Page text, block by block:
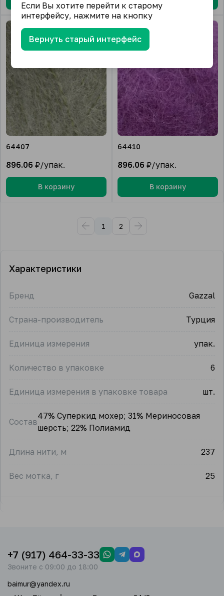
64407
896.06 ₽/упак.
В корзину
64410
896.06 ₽/упак.
В корзину
1 2
Характеристики
Бренд Gazzal
Страна-производитель Турция
Единица измерения упак.
Количество в упаковке 6
Единица измерения в упаковке товара шт.
Состав
47% Суперкид мохер; 31% Мериносовая
шерсть; 22% Полиамид
Длина нити, м 237
Вес мотка, г 25
+7 (917) 464-33-33
Звоните с 09:00 до 18:00
baimur@yandex.ru
Если Вы хотите перейти к старому
интерфейсу, нажмите на кнопку
Вернуть старый интерфейс